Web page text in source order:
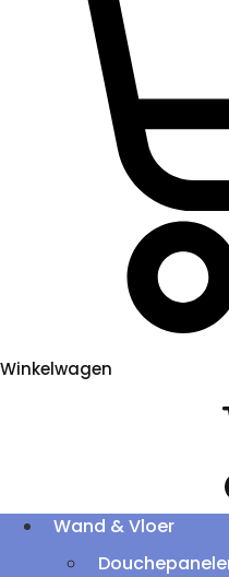
Winkelwagen
Wand & Vloer